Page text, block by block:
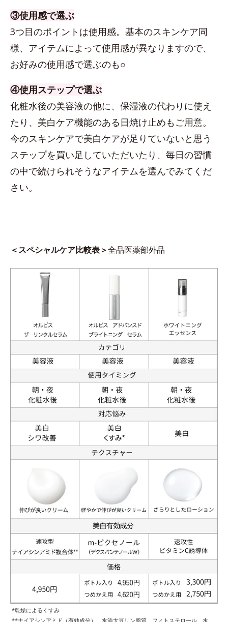
③使用感で選ぶ
3つ目のポイントは使用感。基本のスキンケア同
様、アイテムによって使用感が異なりますので、
お好みの使用感で選ぶのも○
④使用ステップで選ぶ
化粧水後の美容液の他に、保湿液の代わりに使え
たり、美白ケア機能のある日焼け止めもご用意。
今のスキンケアで美白ケアが足りていないと思う
ステップを買い足していただいたり、毎日の習慣
の中で続けられそうなアイテムを選んでみてくだ
さい。
＜スペシャルケア比較表＞全品医薬部外品
*乾燥によるくすみ
**ナイアシンアミド（有効成分）、水添大豆リン脂質、フィトステロール、水